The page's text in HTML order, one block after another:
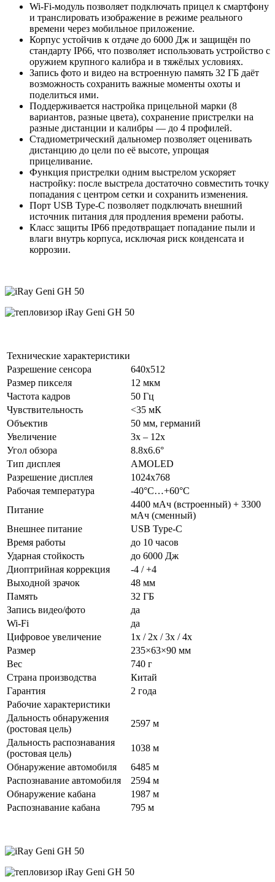
Wi-Fi-модуль позволяет подключать прицел к смартфону
и транслировать изображение в режиме реального
времени через мобильное приложение.
Корпус устойчив к отдаче до 6000 Дж и защищён по
стандарту IP66, что позволяет использовать устройство с
оружием крупного калибра и в тяжёлых условиях.
Запись фото и видео на встроенную память 32 ГБ даёт
возможность сохранить важные моменты охоты и
поделиться ими.
Поддерживается настройка прицельной марки (8
вариантов, разные цвета), сохранение пристрелки на
разные дистанции и калибры — до 4 профилей.
Стадиометрический дальномер позволяет оценивать
дистанцию до цели по её высоте, упрощая
прицеливание.
Функция пристрелки одним выстрелом ускоряет
настройку: после выстрела достаточно совместить точку
попадания с центром сетки и сохранить изменения.
Порт USB Type-C позволяет подключать внешний
источник питания для продления времени работы.
Класс защиты IP66 предотвращает попадание пыли и
влаги внутрь корпуса, исключая риск конденсата и
коррозии.
Технические характеристики
Разрешение сенсора
640x512
Размер пикселя
12 мкм
Частота кадров
50 Гц
Чувствительность
<35 мК
Объектив
50 мм, германий
Увеличение
3x – 12x
Угол обзора
8.8x6.6°
Тип дисплея
AMOLED
Разрешение дисплея
1024x768
Рабочая температура
-40°C…+60°C
Питание
4400 мАч (встроенный) + 3300
мАч (сменный)
Внешнее питание
USB Type-C
Время работы
до 10 часов
Ударная стойкость
до 6000 Дж
Диоптрийная коррекция
-4 / +4
Выходной зрачок
48 мм
Память
32 ГБ
Запись видео/фото
да
Wi-Fi
да
Цифровое увеличение
1x / 2x / 3x / 4x
Размер
235×63×90 мм
Вес
740 г
Страна производства
Китай
Гарантия
2 года
Рабочие характеристики
Дальность обнаружения
(ростовая цель)
2597 м
Дальность распознавания
(ростовая цель)
1038 м
Обнаружение автомобиля
6485 м
Распознавание автомобиля
2594 м
Обнаружение кабана
1987 м
Распознавание кабана
795 м